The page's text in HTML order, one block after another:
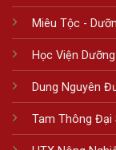
Miêu Tộc -
Học Viện
Dung Nguyên
Tam Thông Đại